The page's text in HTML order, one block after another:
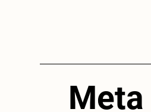
Meta